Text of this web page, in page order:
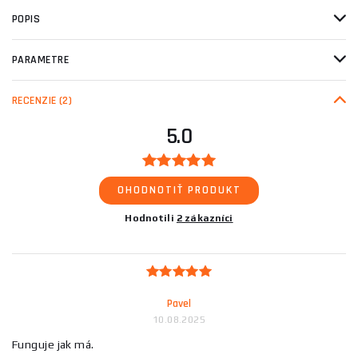
POPIS
PARAMETRE
RECENZIE (2)
5.0
OHODNOTIŤ PRODUKT
Hodnotili 2 zákazníci
Pavel
10.08.2025
Funguje jak má.